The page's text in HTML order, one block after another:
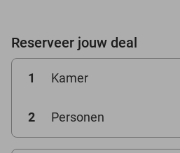
Reserveer jouw deal
1 Kamer
2 Personen